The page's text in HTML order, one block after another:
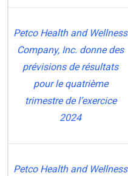
Petco Health and Wellness
Company, Inc. donne des
prévisions de résultats
pour le quatrième
trimestre de l’exercice
2024
Petco Health and Wellness